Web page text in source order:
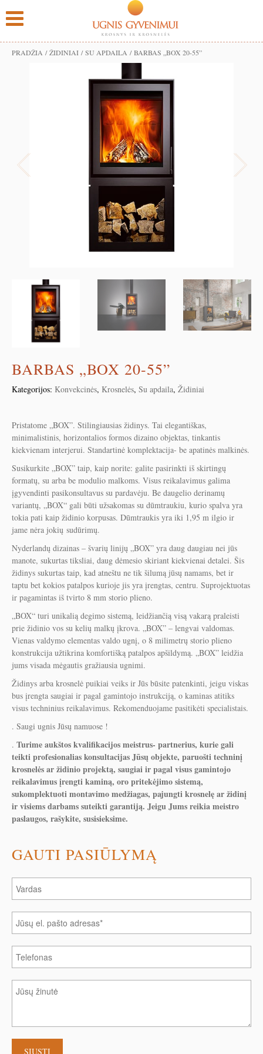
PRADŽIA /ŽIDINIAI /SU APDAILA / BARBAS „BOX 20-55”
BARBAS „BOX 20-55”
Kategorijos: Konvekcinės, Krosnelės, Su apdaila, Židiniai
Pristatome „BOX”. Stilingiausias židinys. Tai elegantiškas,
minimalistinis, horizontalios formos dizaino objektas, tinkantis
kiekvienam interjerui. Standartinė komplektacija- be apatinės malkinės.
Susikurkite „BOX” taip, kaip norite: galite pasirinkti iš skirtingų
formatų, su arba be modulio malkoms. Visus reikalavimus galima
įgyvendinti pasikonsultavus su pardavėju. Be daugelio derinamų
variantų, „BOX“ gali būti užsakomas su dūmtraukiu, kurio spalva yra
tokia pati kaip židinio korpusas. Dūmtraukis yra iki 1,95 m ilgio ir
jame nėra jokių sudūrimų.
Nyderlandų dizainas – švarių linijų „BOX” yra daug daugiau nei jūs
manote, sukurtas tiksliai, daug dėmesio skiriant kiekvienai detalei. Šis
židinys sukurtas taip, kad atneštu ne tik šilumą jūsų namams, bet ir
taptu bet kokios patalpos kurioje jis yra įrengtas, centru. Suprojektuotas
ir pagamintas iš tvirto 8 mm storio plieno.
„BOX“ turi unikalią degimo sistemą, leidžiančią visą vakarą praleisti
prie židinio vos su kelių malkų įkrova. „BOX” – lengvai valdomas.
Vienas valdymo elementas valdo ugnį, o 8 milimetrų storio plieno
konstrukcija užtikrina komfortišką patalpos apšildymą. „BOX” leidžia
jums visada mėgautis gražiausia ugnimi.
Židinys arba krosnelė puikiai veiks ir Jūs būsite patenkinti, jeigu viskas
bus įrengta saugiai ir pagal gamintojo instrukciją, o kaminas atitiks
visus techninius reikalavimus. Rekomenduojame pasitikėti specialistais.
. Saugi ugnis Jūsų namuose !
. Turime aukštos kvalifikacijos meistrus- partnerius, kurie gali
teikti profesionalias konsultacijas Jūsų objekte, paruošti techninį
krosnelės ar židinio projektą, saugiai ir pagal visus gamintojo
reikalavimus įrengti kaminą, oro pritekėjimo sistemą,
sukomplektuoti montavimo medžiagas, pajungti krosnelę ar židinį
ir visiems darbams suteikti garantiją. Jeigu Jums reikia meistro
paslaugos, rašykite, susisieksime.
GAUTI PASIŪLYMĄ